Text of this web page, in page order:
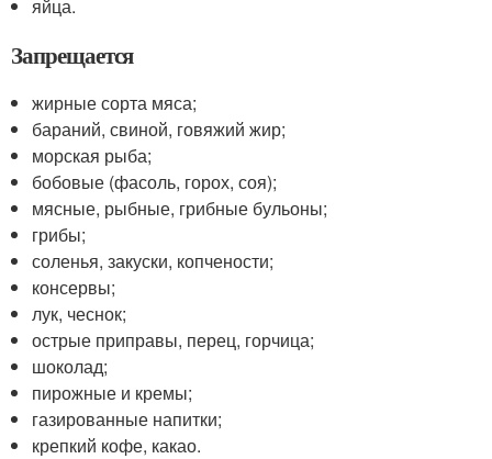
яйца.
Запрещается
жирные сорта мяса;
бараний, свиной, говяжий жир;
морская рыба;
бобовые (фасоль, горох, соя);
мясные, рыбные, грибные бульоны;
грибы;
соленья, закуски, копчености;
консервы;
лук, чеснок;
острые приправы, перец, горчица;
шоколад;
пирожные и кремы;
газированные напитки;
крепкий кофе, какао.